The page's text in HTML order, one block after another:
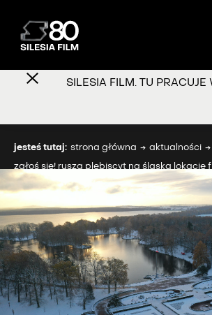
SILESIA FILM. TU PRACUJE
jesteś tutaj: strona główna aktualności
zgłoś się! rusza plebiscyt na śląską lokację